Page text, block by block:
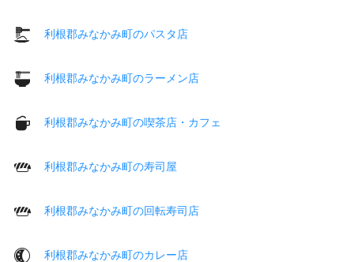
利根郡みなかみ町のパスタ店
利根郡みなかみ町のラーメン店
利根郡みなかみ町の喫茶店・カフェ
利根郡みなかみ町の寿司屋
利根郡みなかみ町の回転寿司店
利根郡みなかみ町のカレー店